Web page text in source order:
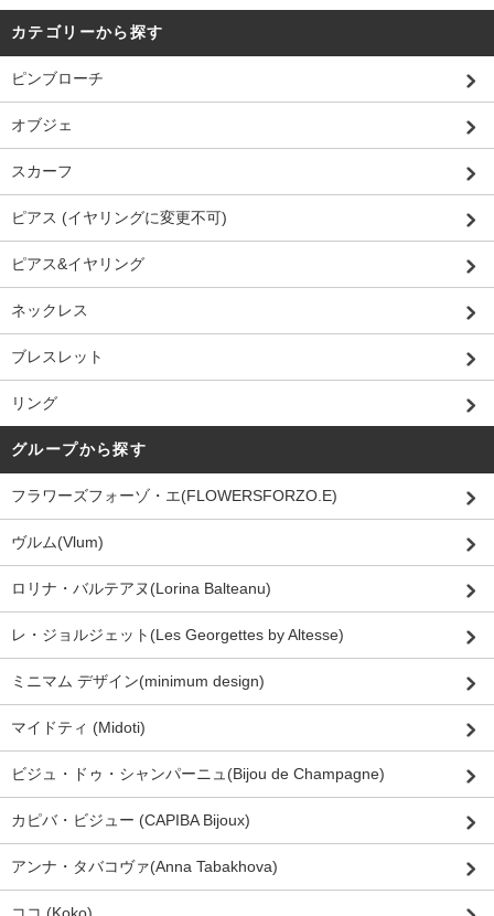
カテゴリーから探す
ピンブローチ
オブジェ
スカーフ
ピアス (イヤリングに変更不可)
ピアス&イヤリング
ネックレス
ブレスレット
リング
グループから探す
フラワーズフォーゾ・エ(FLOWERSFORZO.E)
ヴルム(Vlum)
ロリナ・バルテアヌ(Lorina Balteanu)
レ・ジョルジェット(Les Georgettes by Altesse)
ミニマム デザイン(minimum design)
マイドティ (Midoti)
ビジュ・ドゥ・シャンパーニュ(Bijou de Champagne)
カピバ・ビジュー (CAPIBA Bijoux)
アンナ・タバコヴァ(Anna Tabakhova)